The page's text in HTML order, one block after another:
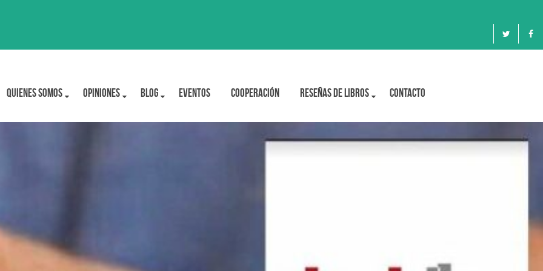
Quienes Somos OPINIONES BLOG Eventos Cooperación Reseñas de libros Contacto